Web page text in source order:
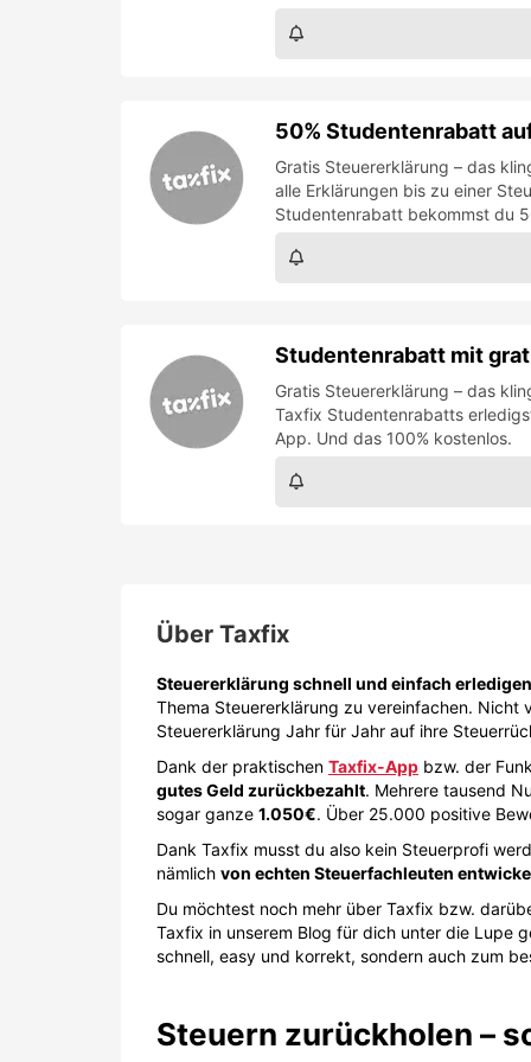
50% Studentenrabatt
Gratis Steuererklärung – das
alle Erklärungen bis zu einer
Studentenrabatt bekommst du
Studentenrabatt mit
Gratis Steuererklärung – das
Taxfix Studentenrabatts
App. Und das 100% kostenlos.
Über Taxfix
Steuererklärung schnell und einfach
Thema Steuererklärung zu vereinfachen. Nicht
Steuererklärung Jahr für Jahr auf ihre
Dank der praktischen Taxfix-App bzw. der
gutes Geld zurückbezahlt. Mehrere tausend
sogar ganze 1.050€. Über 25.000 positive
Dank Taxfix musst du also kein Steuerprofi
nämlich von echten Steuerfachleuten
Du möchtest noch mehr über Taxfix bzw.
Taxfix in unserem Blog für dich unter die Lupe
schnell, easy und korrekt, sondern auch zum
Steuern zurückholen –